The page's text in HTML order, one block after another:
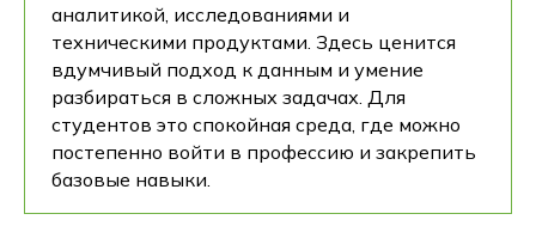
аналитикой, исследованиями и
техническими продуктами. Здесь ценится
вдумчивый подход к данным и умение
разбираться в сложных задачах. Для
студентов это спокойная среда, где можно
постепенно войти в профессию и закрепить
базовые навыки.